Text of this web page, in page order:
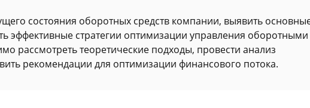
состояния оборотных средств компании, выявить
эффективные стратегии оптимизации управления оборотными
рассмотреть теоретические подходы, провести анализ
рекомендации для оптимизации финансового потока.